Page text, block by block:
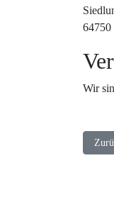
64750
Wir